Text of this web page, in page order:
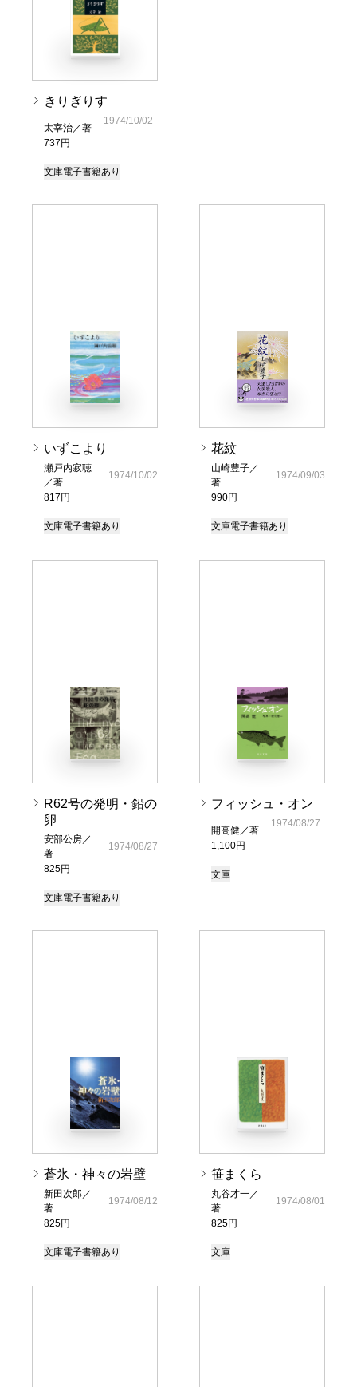
きりぎりす
太宰治／著
737円
1974/10/02
文庫電子書籍あり
いずこより
瀬戸内寂聴
／著
817円
1974/10/02
文庫電子書籍あり
花紋
山崎豊子／
著
990円
1974/09/03
文庫電子書籍あり
R62号の発明・鉛の
卵
安部公房／
著
825円
1974/08/27
文庫電子書籍あり
フィッシュ・オン
開高健／著
1,100円
1974/08/27
文庫
蒼氷・神々の岩壁
新田次郎／
著
825円
1974/08/12
文庫電子書籍あり
笹まくら
丸谷才一／
著
825円
1974/08/01
文庫